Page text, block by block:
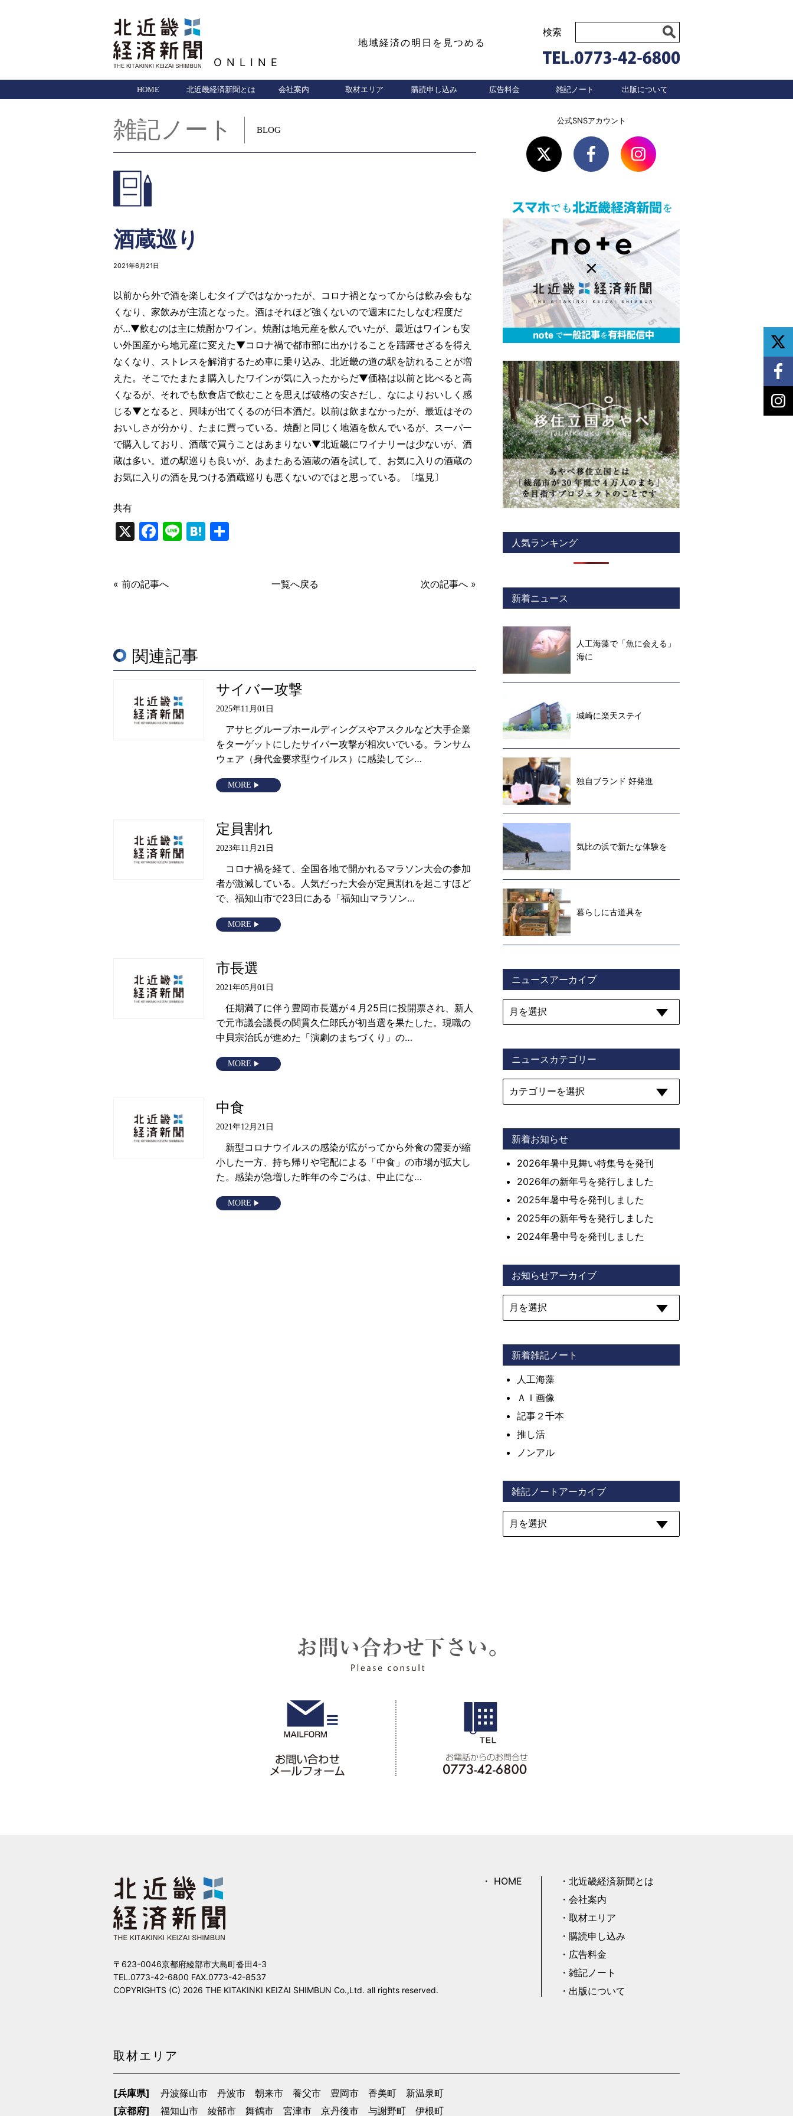
ONLINE
地域経済の明日を見つめる
検索
HOME 北近畿経済新聞とは 会社案内 取材エリア 購読申し込み 広告料金 雑記ノート 出版について
雑記ノート BLOG
酒蔵巡り
2021年6月21日
以前から外で酒を楽しむタイプではなかったが、コロナ禍となってからは飲み会もな
くなり、家飲みが主流となった。酒はそれほど強くないので週末にたしなむ程度だ
が…▼飲むのは主に焼酎かワイン。焼酎は地元産を飲んでいたが、最近はワインも安
い外国産から地元産に変えた▼コロナ禍で都市部に出かけることを躊躇せざるを得え
なくなり、ストレスを解消するため車に乗り込み、北近畿の道の駅を訪れることが増
えた。そこでたまたま購入したワインが気に入ったからだ▼価格は以前と比べると高
くなるが、それでも飲食店で飲むことを思えば破格の安さだし、なによりおいしく感
じる▼となると、興味が出てくるのが日本酒だ。以前は飲まなかったが、最近はその
おいしさが分かり、たまに買っている。焼酎と同じく地酒を飲んでいるが、スーパー
で購入しており、酒蔵で買うことはあまりない▼北近畿にワイナリーは少ないが、酒
蔵は多い。道の駅巡りも良いが、あまたある酒蔵の酒を試して、お気に入りの酒蔵の
お気に入りの酒を見つける酒蔵巡りも悪くないのではと思っている。〔塩見〕
共有
X Facebook
LineHatena
« 前の記事へ 一覧へ戻る 次の記事へ »
関連記事
サイバー攻撃
2025年11月01日
アサヒグループホールディングスやアスクルなど大手企業
をターゲットにしたサイバー攻撃が相次いでいる。ランサム
ウェア（身代金要求型ウイルス）に感染してシ…
MORE
定員割れ
2023年11月21日
コロナ禍を経て、全国各地で開かれるマラソン大会の参加
者が激減している。人気だった大会が定員割れを起こすほど
で、福知山市で23日にある「福知山マラソン…
MORE
市長選
2021年05月01日
任期満了に伴う豊岡市長選が４月25日に投開票され、新人
で元市議会議長の関貫久仁郎氏が初当選を果たした。現職の
中貝宗治氏が進めた「演劇のまちづくり」の…
MORE
中食
2021年12月21日
新型コロナウイルスの感染が広がってから外食の需要が縮
小した一方、持ち帰りや宅配による「中食」の市場が拡大し
た。感染が急増した昨年の今ごろは、中止にな…
MORE
公式SNSアカウント
人気ランキング
新着ニュース
人工海藻で「魚に会える」
海に
城崎に楽天ステイ
独自ブランド 好発進
気比の浜で新たな体験を
暮らしに古道具を
ニュースアーカイブ
ニュースカテゴリー
新着お知らせ
2026年暑中見舞い特集号を発刊
2026年の新年号を発行しました
2025年暑中号を発刊しました
2025年の新年号を発行しました
2024年暑中号を発刊しました
お知らせアーカイブ
新着雑記ノート
人工海藻
ＡＩ画像
記事２千本
推し活
ノンアル
雑記ノートアーカイブ
〒623-0046京都府綾部市大島町沓田4-3
TEL.0773-42-6800 FAX.0773-42-8537
COPYRIGHTS (C) 2026 THE KITAKINKI KEIZAI SHIMBUN Co.,Ltd. all rights reserved.
HOME
北近畿経済新聞とは
会社案内
取材エリア
購読申し込み
広告料金
雑記ノート
出版について
取材エリア
[兵庫県] 丹波篠山市 丹波市 朝来市 養父市 豊岡市 香美町
新温泉町
[京都府]
福知山市 綾部市 舞鶴市 宮津市 京丹後市 与謝野町 伊根町